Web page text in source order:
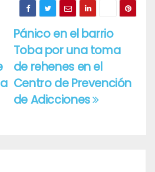
Pánico en el barrio
Toba por una toma
de rehenes en el
Centro de Prevención
de Adicciones